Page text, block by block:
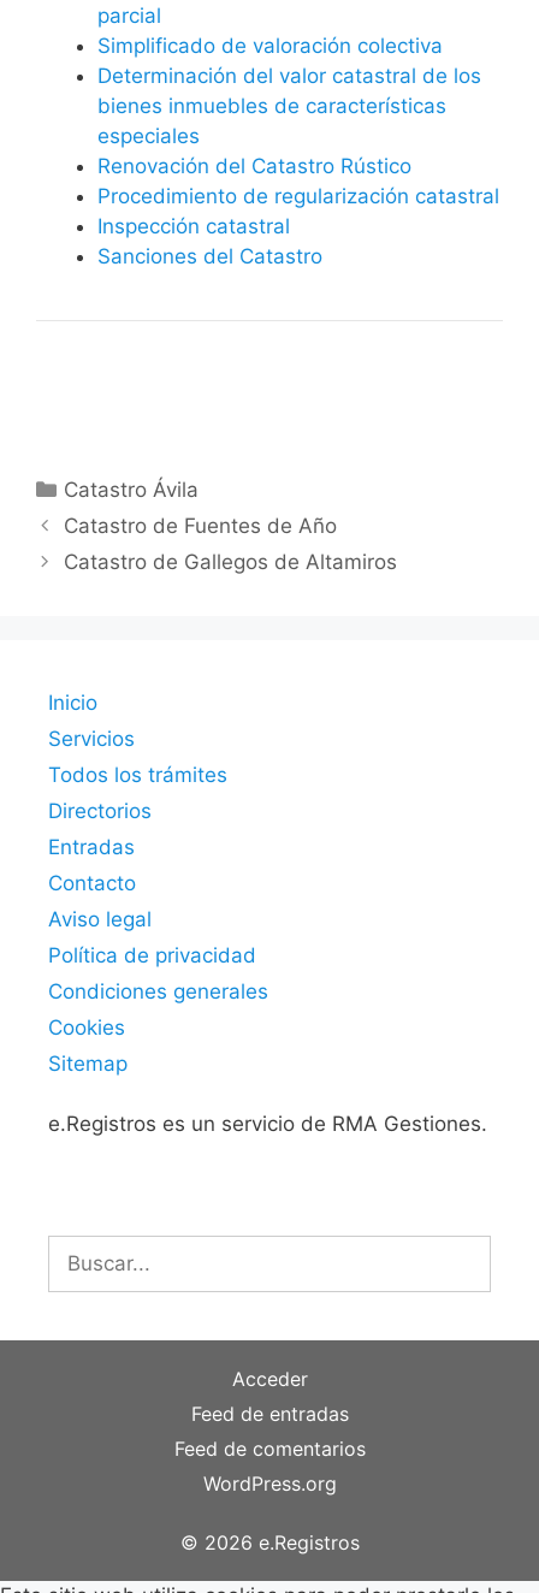
parcial
Simplificado de valoración colectiva
Determinación del valor catastral de los
bienes inmuebles de características
especiales
Renovación del Catastro Rústico
Procedimiento de regularización catastral
Inspección catastral
Sanciones del Catastro
Categorías
Catastro Ávila
Catastro de Fuentes de Año
Catastro de Gallegos de Altamiros
Inicio
Servicios
Todos los trámites
Directorios
Entradas
Contacto
Aviso legal
Política de privacidad
Condiciones generales
Cookies
Sitemap
e.Registros es un servicio de RMA Gestiones.
Acceder
Feed de entradas
Feed de comentarios
WordPress.org
© 2026 e.Registros